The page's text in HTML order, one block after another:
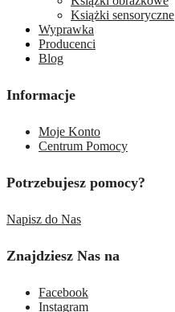
Książki sensoryczne
Wyprawka
Producenci
Blog
Informacje
Moje Konto
Centrum Pomocy
Potrzebujesz pomocy?
Napisz do Nas
Znajdziesz Nas na
Facebook
Instagram